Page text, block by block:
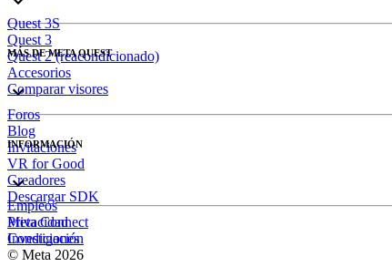
Quest 3S
Quest 3
Quest 2 (reacondicionado)
Accesorios
Comparar visores
MÁS DE META QUEST
Foros
Blog
Invitaciones
VR for Good
Creadores
Descargar SDK
INFORMACIÓN
Empleos
Meta Connect
Investigación
Privacidad
Condiciones
© Meta 2026